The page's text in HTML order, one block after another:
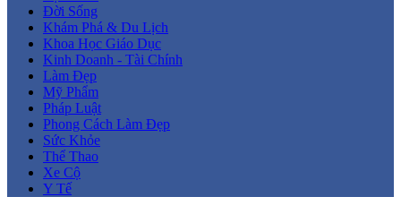
Đời Sống
Khám Phá & Du Lịch
Khoa Học Giáo Dục
Kinh Doanh - Tài Chính
Làm Đẹp
Mỹ Phẩm
Pháp Luật
Phong Cách Làm Đẹp
Sức Khỏe
Thể Thao
Xe Cộ
Y Tế